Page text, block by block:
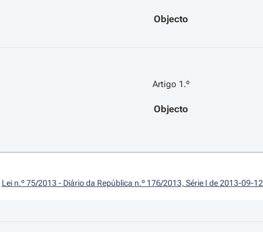
Objecto
Artigo 1.º
Objecto
Lei n.º 75/2013 - Diário da República n.º 176/2013, Série I de 2013-09-12